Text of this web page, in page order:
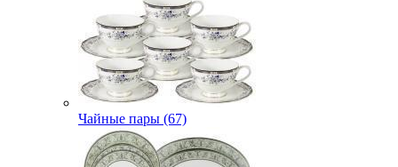
Чайные пары (67)